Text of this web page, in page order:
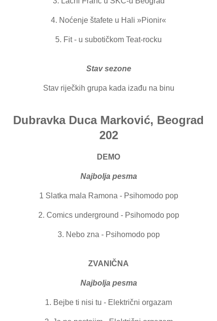
4. Noćenje štafete u Hali »Pionir«
5. Fit - u subotičkom Teat-rocku
Stav sezone
Stav riječkih grupa kada izađu na binu
Dubravka Duca Marković, Beograd
202
DEMO
Najbolja pesma
1 Slatka mala Ramona - Psihomodo pop
2. Comics underground - Psihomodo pop
3. Nebo zna - Psihomodo pop
ZVANIČNA
Najbolja pesma
1. Bejbe ti nisi tu - Električni orgazam